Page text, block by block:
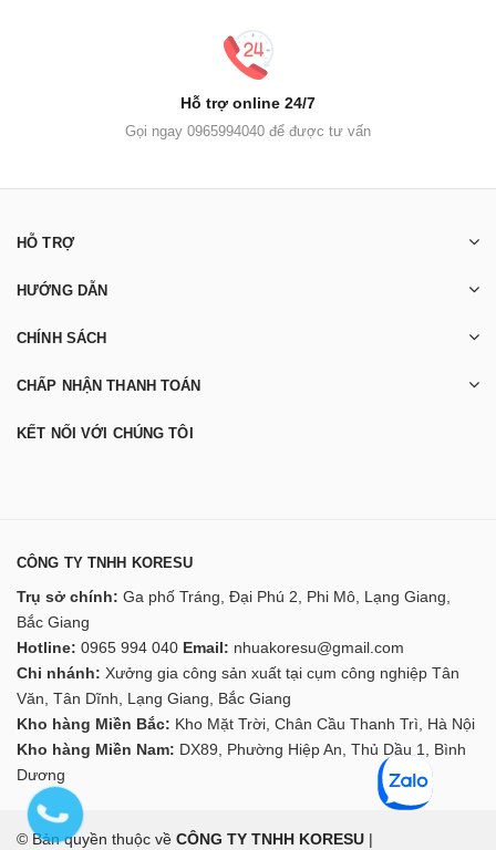
Hỗ trợ online 24/7
Gọi ngay 0965994040 để được tư vấn
HỖ TRỢ
HƯỚNG DẪN
CHÍNH SÁCH
CHẤP NHẬN THANH TOÁN
KẾT NỐI VỚI CHÚNG TÔI
CÔNG TY TNHH KORESU
Trụ sở chính: Ga phố Tráng, Đại Phú 2, Phi Mô, Lạng Giang,
Bắc Giang
Hotline: 0965 994 040 Email: nhuakoresu@gmail.com
Chi nhánh: Xưởng gia công sản xuất tại cụm công nghiệp Tân
Văn, Tân Dĩnh, Lạng Giang, Bắc Giang
Kho hàng Miền Bắc: Kho Mặt Trời, Chân Cầu Thanh Trì, Hà Nội
Kho hàng Miền Nam: DX89, Phường Hiệp An, Thủ Dầu 1, Bình
Dương
© Bản quyền thuộc về CÔNG TY TNHH KORESU |